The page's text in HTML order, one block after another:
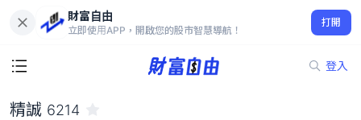
財富自由
立即使用APP，開啟您的股市智慧導航！
打開
登入
146.50
0.68%
精誠 6214